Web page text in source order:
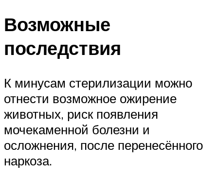
Возможные
последствия
К минусам стерилизации можно
отнести возможное ожирение
животных, риск появления
мочекаменной болезни и
осложнения, после перенесённого
наркоза.